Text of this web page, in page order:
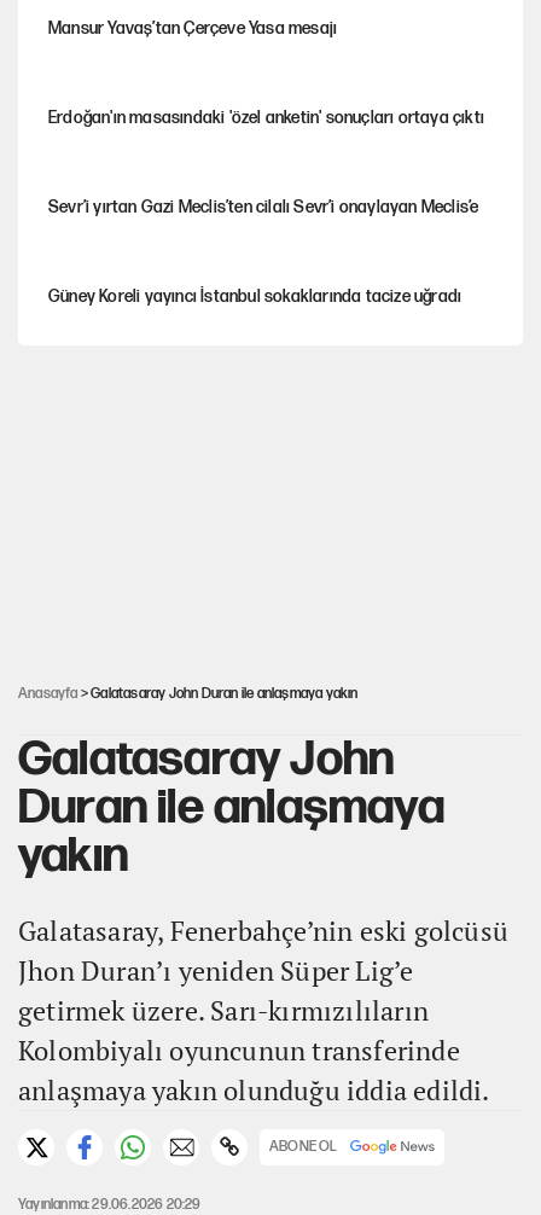
Mansur Yavaş’tan Çerçeve Yasa mesajı
Erdoğan'ın masasındaki 'özel anketin' sonuçları ortaya çıktı
Sevr’i yırtan Gazi Meclis’ten cilalı Sevr’i onaylayan Meclis’e
Güney Koreli yayıncı İstanbul sokaklarında tacize uğradı
Anasayfa > Galatasaray John Duran ile anlaşmaya yakın
Galatasaray John
Duran ile anlaşmaya
yakın
Galatasaray, Fenerbahçe’nin eski golcüsü
Jhon Duran’ı yeniden Süper Lig’e
getirmek üzere. Sarı-kırmızılıların
Kolombiyalı oyuncunun transferinde
anlaşmaya yakın olunduğu iddia edildi.
ABONE OL
Yayınlanma: 29.06.2026 20:29